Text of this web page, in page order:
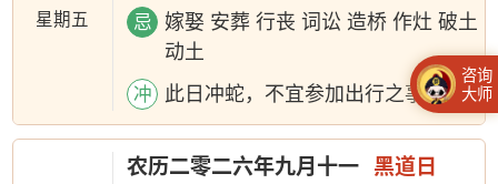
星期五 忌
嫁娶 安葬 行丧 词讼 造桥 作灶 破土
动土
冲 此日冲蛇，不宜参加出行之事
农历二零二六年九月十一 黑道日
咨询
大师